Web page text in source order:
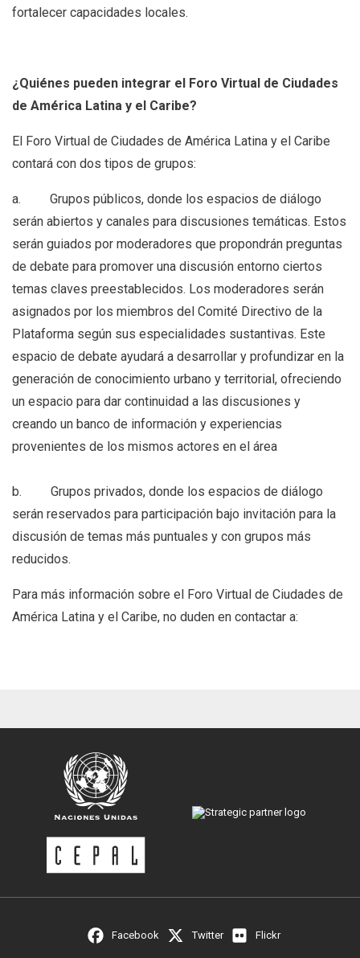
fortalecer capacidades locales.
¿Quiénes pueden integrar el Foro Virtual de Ciudades
de América Latina y el Caribe?
El Foro Virtual de Ciudades de América Latina y el Caribe
contará con dos tipos de grupos:
a. Grupos públicos, donde los espacios de diálogo
serán abiertos y canales para discusiones temáticas. Estos
serán guiados por moderadores que propondrán preguntas
de debate para promover una discusión entorno ciertos
temas claves preestablecidos. Los moderadores serán
asignados por los miembros del Comité Directivo de la
Plataforma según sus especialidades sustantivas. Este
espacio de debate ayudará a desarrollar y profundizar en la
generación de conocimiento urbano y territorial, ofreciendo
un espacio para dar continuidad a las discusiones y
creando un banco de información y experiencias
provenientes de los mismos actores en el área
b. Grupos privados, donde los espacios de diálogo
serán reservados para participación bajo invitación para la
discusión de temas más puntuales y con grupos más
reducidos.
Para más información sobre el Foro Virtual de Ciudades de
América Latina y el Caribe, no duden en contactar a:
Facebook Twitter Flickr